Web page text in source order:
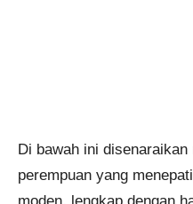
Di bawah ini
perempuan yang